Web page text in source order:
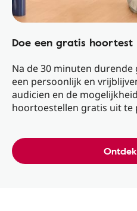
Doe een gratis hoortest
Na de 30 minuten
een persoonlijk en
audicien en de
hoortoestellen gratis uit te